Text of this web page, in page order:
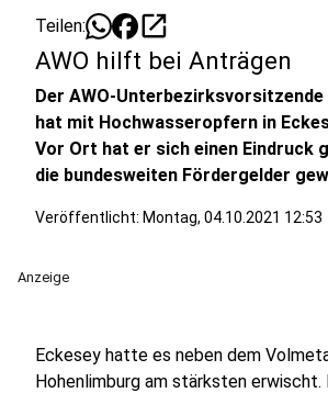
Teilen: open_in_new
AWO hilft bei Anträgen
Der AWO-
hat mit Hochwasseropfern in
Vor Ort hat er sich einen Eindruck
die bundesweiten Fördergelder
Veröffentlicht: Montag, 04.10.2021 12:53
Anzeige
Eckesey hatte es neben dem
Hohenlimburg am stärksten erwischt.